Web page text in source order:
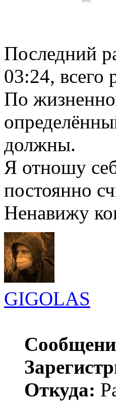
Последний
03:24, всего
По
должны.
Я отношу
постоянно
Ненавижу
GIGOLAS
Откуда: